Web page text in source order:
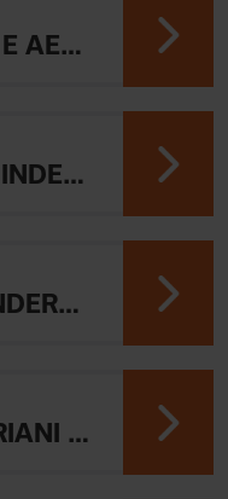
WORLDCUP: KRIVDA E AEBERSOLD VINCONO LA MIDDLE
COPPA DEL MONDO: INDERST 45° VINCONO AEBERSOLD E SVENSK
WORLD CUP: SEBA INDERST ACCEDE ALLA FINALE A
LA MEDAGLIA DI MARIANI E QUEL RICORDO CHE NON SVANISCE.